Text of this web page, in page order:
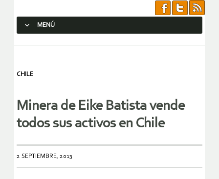
MENÚ
CHILE
Minera de Eike Batista vende
todos sus activos en Chile
2 SEPTIEMBRE, 2013